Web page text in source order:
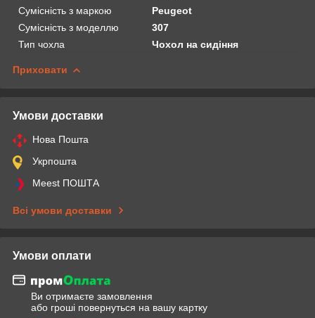
Сумісність з маркою
Peugeot
Сумісність з моделлю
307
Тип чохла
Чохол на сидіння
Приховати
Умови доставки
Нова Пошта
Укрпошта
Meest ПОШТА
Всі умови доставки
Умови оплати
Ви отримаєте замовлення
або гроші повернуться на вашу картку